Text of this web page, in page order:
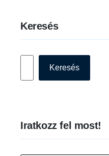
Keresés
Keresés
Iratkozz fel most!